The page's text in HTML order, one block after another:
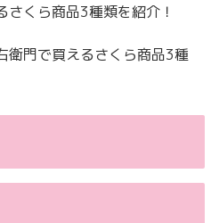
さくら商品3種類を紹介！
衛門で買えるさくら商品3種